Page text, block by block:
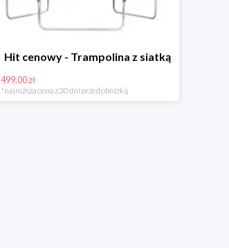
Hit cenowy - Trampolina z siatką
499.00 zł
*najniższa cena z 30 dni przed obniżką